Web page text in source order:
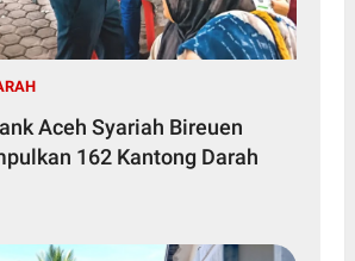
Aceh Syariah Bireuen
162 Kantong Darah